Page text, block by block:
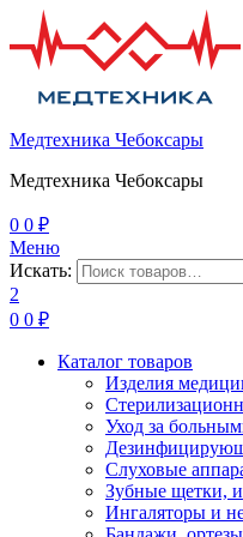
Медтехника Чебоксары
Медтехника Чебоксары
0 0 ₽
Меню
Искать:
2
0 0 ₽
Каталог товаров
Изделия
Уход за
Слуховые
Зубные щетки,
Ингаляторы и